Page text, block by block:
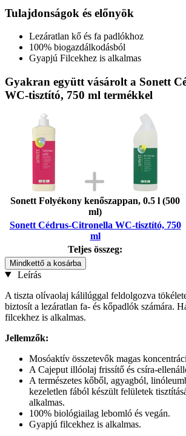
Tulajdonságok és előnyök
Lezáratlan kő és fa padlókhoz
100% biogazdálkodásból
Gyapjú Filcekhez is alkalmas
Gyakran együtt vásárolt a Sonett
WC-tisztító, 750 ml termékkel
Sonett Folyékony kenőszappan, 0.5 l (500
ml)
Sonett Cédrus-Citronella WC-tisztító, 750
ml
Teljes összeg:
Mindkettő a kosárba
Leírás
A tiszta olívaolaj kálilúggal feldolgozva
biztosít a lezáratlan fa- és kőpadlók számára.
filcekhez is alkalmas.
Jellemzők:
Mosóaktív összetevők magas
A Cajeput illóolaj frissítő és csíra-
A természetes kőből, agyagból,
kezeletlen fából készült felületek
alkalmas.
100% biológiailag lebomló és vegán.
Gyapjú filcekhez is alkalmas.